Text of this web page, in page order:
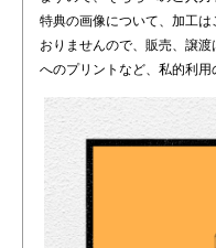
特典の画像について、加工
おりませんので、販売、譲
へのプリントなど、私的利用